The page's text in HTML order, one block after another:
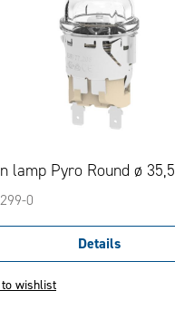
lamp Pyro Round ø 35,5
0
Details
to wishlist